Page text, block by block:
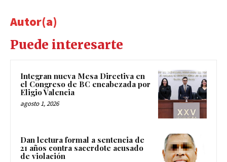
Autor(a)
Puede interesarte
Integran nueva Mesa Directiva en
el Congreso de BC encabezada por
Eligio Valencia
agosto 1, 2026
Dan lectura formal a sentencia de
21 años contra sacerdote acusado
de violación